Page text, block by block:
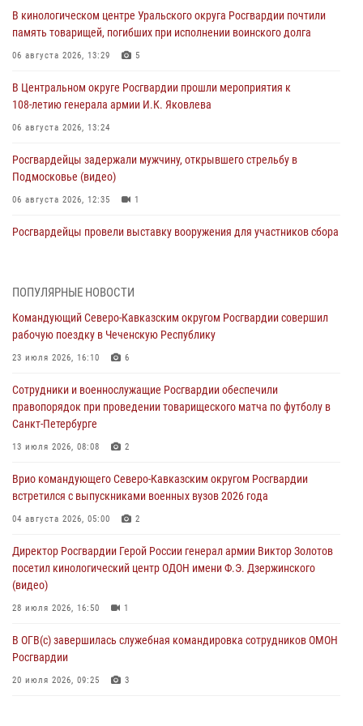
В кинологическом центре Уральского округа Росгвардии почтили
память товарищей, погибших при исполнении воинского долга
06 августа 2026, 13:29 5
В Центральном округе Росгвардии прошли мероприятия к
108‑летию генерала армии И.К. Яковлева
06 августа 2026, 13:24
Росгвардейцы задержали мужчину, открывшего стрельбу в
Подмосковье (видео)
06 августа 2026, 12:35 1
Росгвардейцы провели выставку вооружения для участников сбора
второй годовщине вторжения ВСУ на территорию области
06 августа 2026, 11:56
угрожавшего подростку травматическим пистолетом
06 августа 2026, 11:33
В Зауралье при содействии СОБР Росгвардии ликвидирована
06 августа 2026, 11:27
В Москве росгвардейцы задержали троих мужчин, устроивших
06 августа 2026, 11:20 1
ПОПУЛЯРНЫЕ НОВОСТИ
Командующий Северо-Кавказским округом Росгвардии совершил
рабочую поездку в Чеченскую Республику
23 июля 2026, 16:10 6
Сотрудники и военнослужащие Росгвардии обеспечили
правопорядок при проведении товарищеского матча по футболу в
Санкт-Петербурге
13 июля 2026, 08:08 2
Врио командующего Северо-Кавказским округом Росгвардии
встретился с выпускниками военных вузов 2026 года
04 августа 2026, 05:00 2
Директор Росгвардии Герой России генерал армии Виктор Золотов
посетил кинологический центр ОДОН имени Ф.Э. Дзержинского
(видео)
28 июля 2026, 16:50 1
В ОГВ(с) завершилась служебная командировка сотрудников ОМОН
Росгвардии
20 июля 2026, 09:25 3